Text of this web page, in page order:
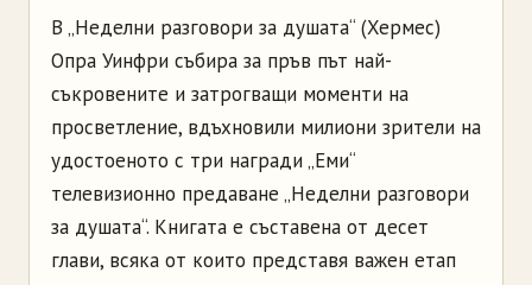
В „Неделни разговори за душата“ (Хермес)
Опра Уинфри събира за пръв път най-
съкровените и затрогващи моменти на
просветление, вдъхновили милиони зрители на
удостоеното с три награди „Еми“
телевизионно предаване „Неделни разговори
за душата“. Книгата е съставена от десет
глави, всяка от които представя важен етап